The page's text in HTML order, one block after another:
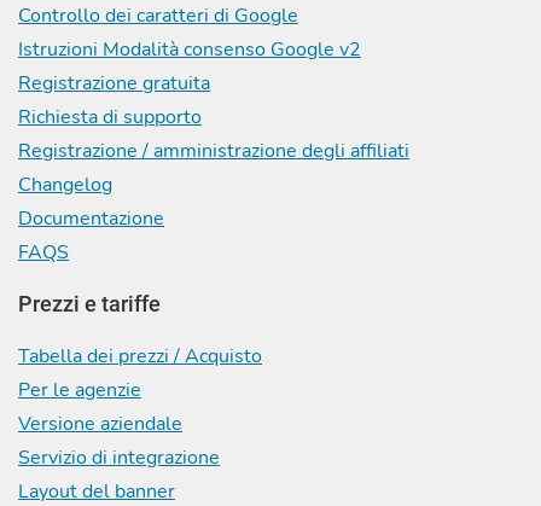
Controllo dei caratteri di Google
Istruzioni Modalità consenso Google v2
Registrazione gratuita
Richiesta di supporto
Registrazione / amministrazione degli affiliati
Changelog
Documentazione
FAQS
Prezzi e tariffe
Tabella dei prezzi / Acquisto
Per le agenzie
Versione aziendale
Servizio di integrazione
Layout del banner